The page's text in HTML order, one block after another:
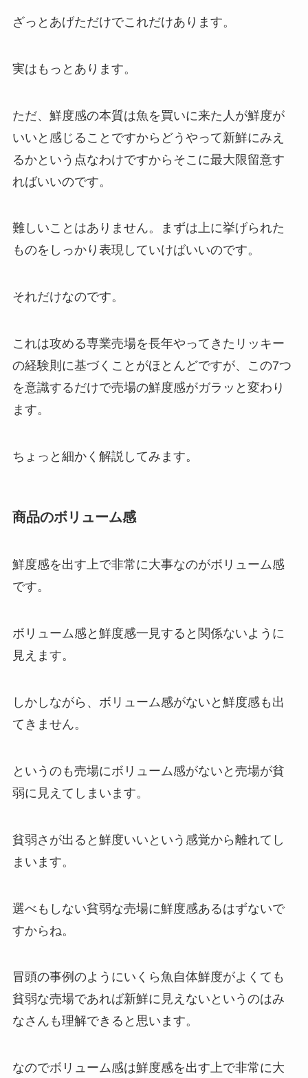
ざっとあげただけでこれだけあります。
実はもっとあります。
ただ、鮮度感の本質は魚を買いに来た人が鮮度が
いいと感じることですからどうやって新鮮にみえ
るかという点なわけですからそこに最大限留意す
ればいいのです。
難しいことはありません。まずは上に挙げられた
ものをしっかり表現していけばいいのです。
それだけなのです。
これは攻める専業売場を長年やってきたリッキー
の経験則に基づくことがほとんどですが、この7つ
を意識するだけで売場の鮮度感がガラッと変わり
ます。
ちょっと細かく解説してみます。
商品のボリューム感
鮮度感を出す上で非常に大事なのがボリューム感
です。
ボリューム感と鮮度感一見すると関係ないように
見えます。
しかしながら、ボリューム感がないと鮮度感も出
てきません。
というのも売場にボリューム感がないと売場が貧
弱に見えてしまいます。
貧弱さが出ると鮮度いいという感覚から離れてし
まいます。
選べもしない貧弱な売場に鮮度感あるはずないで
すからね。
冒頭の事例のようにいくら魚自体鮮度がよくても
貧弱な売場であれば新鮮に見えないというのはみ
なさんも理解できると思います。
なのでボリューム感は鮮度感を出す上で非常に大